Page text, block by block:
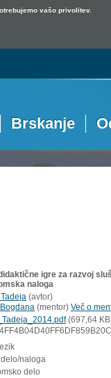
vašo privolitev.
Brskanje
igre za razvoj
naloga
(avtor)
(mentor) Več o
(697,64
naloga
delo